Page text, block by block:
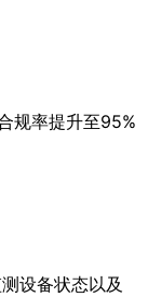
规率提升至95%
设备状态以及